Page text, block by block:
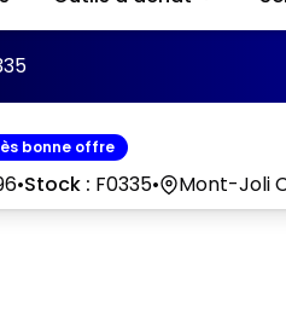
bonne offre
•Stock : F0335• Mont-Joli